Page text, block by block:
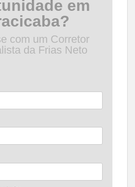
em
com um Corretor
da Frias Neto